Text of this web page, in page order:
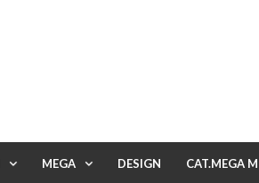
MEGA DESIGN CAT.MEGA